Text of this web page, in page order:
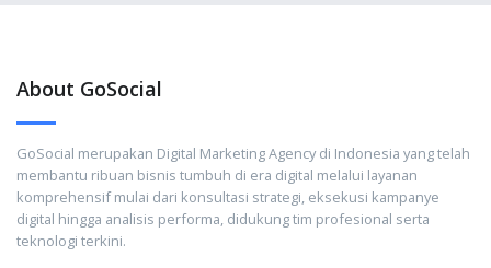
About GoSocial
GoSocial merupakan Digital Marketing Agency di Indonesia yang telah
membantu ribuan bisnis tumbuh di era digital melalui layanan
komprehensif mulai dari konsultasi strategi, eksekusi kampanye
digital hingga analisis performa, didukung tim profesional serta
teknologi terkini.